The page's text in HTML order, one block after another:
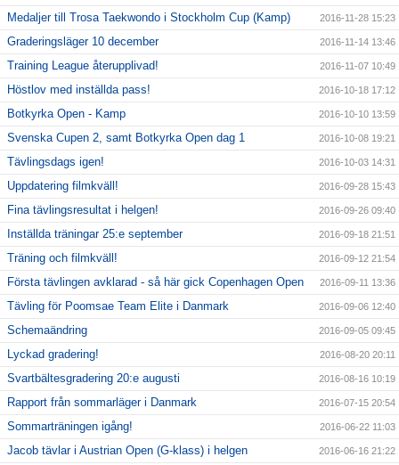
Medaljer till Trosa Taekwondo i Stockholm Cup (Kamp) 2016-11-28 15:23
Graderingsläger 10 december 2016-11-14 13:46
Training League återupplivad! 2016-11-07 10:49
Höstlov med inställda pass! 2016-10-18 17:12
Botkyrka Open - Kamp 2016-10-10 13:59
Svenska Cupen 2, samt Botkyrka Open dag 1 2016-10-08 19:21
Tävlingsdags igen! 2016-10-03 14:31
Uppdatering filmkväll! 2016-09-28 15:43
Fina tävlingsresultat i helgen! 2016-09-26 09:40
Inställda träningar 25:e september 2016-09-18 21:51
Träning och filmkväll! 2016-09-12 21:54
Första tävlingen avklarad - så här gick Copenhagen Open 2016-09-11 13:36
Tävling för Poomsae Team Elite i Danmark 2016-09-06 12:40
Schemaändring 2016-09-05 09:45
Lyckad gradering! 2016-08-20 20:11
Svartbältesgradering 20:e augusti 2016-08-16 10:19
Rapport från sommarläger i Danmark 2016-07-15 20:54
Sommarträningen igång! 2016-06-22 11:03
Jacob tävlar i Austrian Open (G-klass) i helgen 2016-06-16 21:22